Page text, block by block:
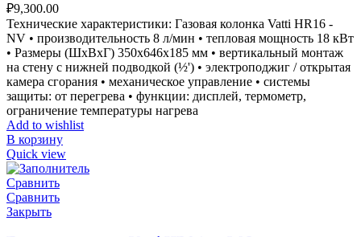
₽9,300.00
Технические характеристики: Газовая колонка Vatti HR16 -
NV • производительность 8 л/мин • тепловая мощность 18 кВт
• Размеры (ШxВxГ) 350x646x185 мм • вертикальный монтаж
на стену с нижней подводкой (½') • электроподжиг / открытая
камера сгорания • механическое управление • системы
защиты: от перегрева • функции: дисплей, термометр,
ограничение температуры нагрева
Add to wishlist
В корзину
Quick view
Сравнить
Сравнить
Закрыть